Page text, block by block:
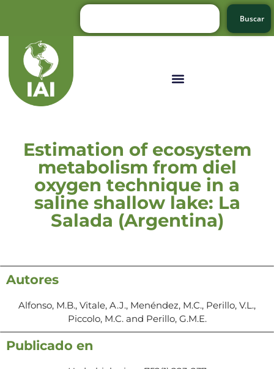
Buscar
Estimation of ecosystem
metabolism from diel
oxygen technique in a
saline shallow lake: La
Salada (Argentina)
Autores
Alfonso, M.B., Vitale, A.J., Menéndez, M.C., Perillo, V.L.,
Piccolo, M.C. and Perillo, G.M.E.
Publicado en